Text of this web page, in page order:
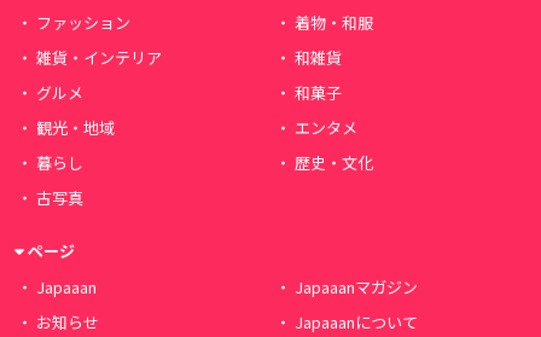
ファッション
着物・和服
雑貨・インテリア
和雑貨
グルメ
和菓子
観光・地域
エンタメ
暮らし
歴史・文化
古写真
ページ
Japaaan
Japaaanマガジン
お知らせ
Japaaanについて